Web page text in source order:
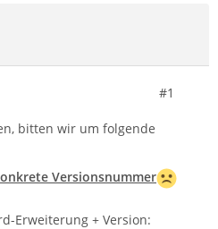
#1
bitten wir um folgende
Versionsnummer
Erweiterung + Version: